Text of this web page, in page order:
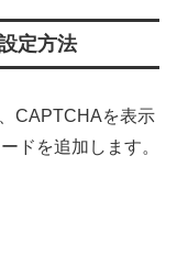
定方法
CAPTCHAを表示
ドを追加します。